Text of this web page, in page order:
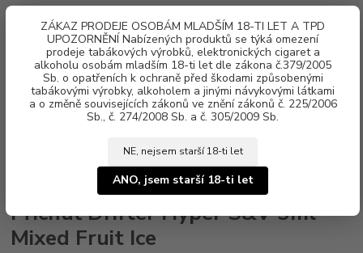
ZÁKAZ PRODEJE OSOBÁM MLADŠÍM 18-TI LET A TPD
UPOZORNĚNÍ Nabízených produktů se týká omezení
prodeje tabákových výrobků, elektronických cigaret a
alkoholu osobám mladším 18-ti let dle zákona č.379/2005
Sb. o opatřeních k ochraně před škodami způsobenými
tabákovými výrobky, alkoholem a jinými návykovými látkami
a o změně souvisejících zákonů ve znění zákonů č. 225/2006
Sb., č. 274/2008 Sb. a č. 305/2009 Sb.
NE, nejsem starší 18-ti let
ANO, jsem starší 18-ti let
Menu
za0 Kč
Hyper S&V 5ml Mixed Fruit Ice
Příchuť Drifter Hyper S&V 5ml
Mixed Fruit Ice